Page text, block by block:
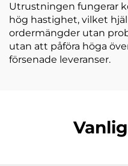
Utrustningen fungerar
hög hastighet, vilket
ordermängder utan
utan att påföra höga
försenade leveranser.